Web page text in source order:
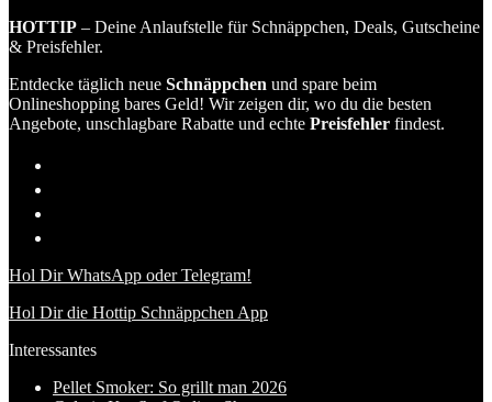
HOTTIP – Deine Anlaufstelle für Schnäppchen, Deals, Gutscheine
& Preisfehler.
Entdecke täglich neue Schnäppchen und spare beim
Onlineshopping bares Geld! Wir zeigen dir, wo du die besten
Angebote, unschlagbare Rabatte und echte Preisfehler findest.
Hol Dir WhatsApp oder Telegram!
Hol Dir die Hottip Schnäppchen App
Interessantes
Pellet Smoker: So grillt man 2026